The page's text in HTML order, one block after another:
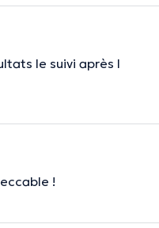
le suivi après l
!